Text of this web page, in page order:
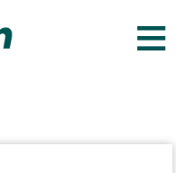
≡